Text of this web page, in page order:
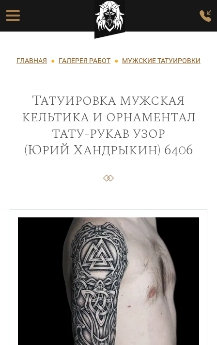
Перейти к основному содержанию
Основная навигация
Строка навигации
ГЛАВНАЯ ГАЛЕРЕЯ РАБОТ МУЖСКИЕ ТАТУИРОВКИ
Татуировка мужская
кельтика и орнаментал
тату-рукав узор
(Юрий Хандрыкин) 6406